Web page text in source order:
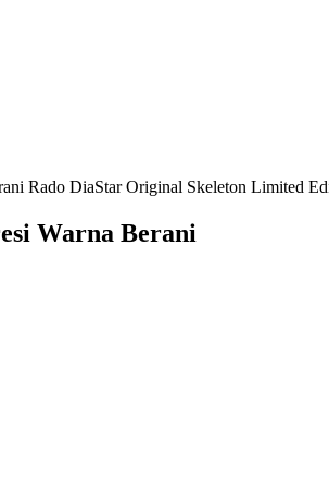
Rado DiaStar Original Skeleton Limited
Warna Berani